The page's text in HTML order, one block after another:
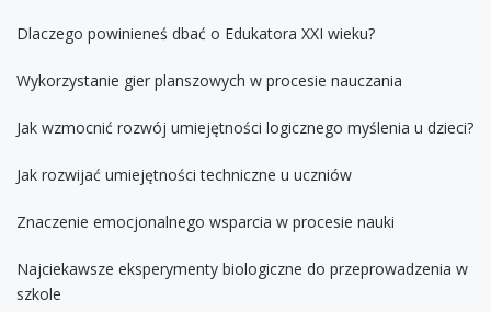
Dlaczego powinieneś dbać o Edukatora XXI wieku?
Wykorzystanie gier planszowych w procesie nauczania
Jak wzmocnić rozwój umiejętności logicznego myślenia u dzieci?
Jak rozwijać umiejętności techniczne u uczniów
Znaczenie emocjonalnego wsparcia w procesie nauki
Najciekawsze eksperymenty biologiczne do przeprowadzenia w
szkole